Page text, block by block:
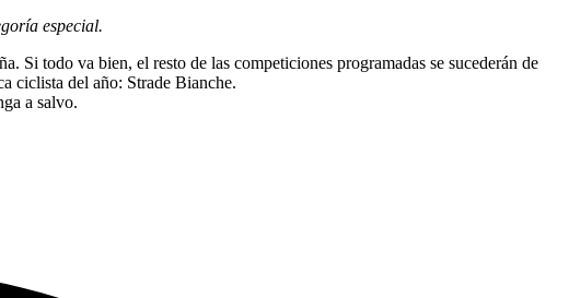
especial.
Si todo va bien, el resto de las competiciones programadas se sucederán de
ciclista del año: Strade Bianche.
a salvo.